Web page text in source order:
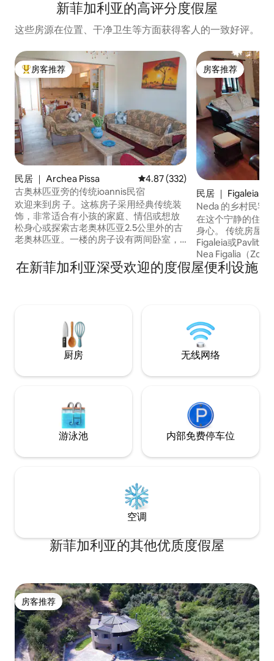
新菲加利亚的高评分度假屋
这些房源在位置、干净卫生等方面获得客人的一致好评。
热门「房客推荐」
房客推荐
民居 ｜ Archea Pissa 平均评分 4.87 分（满分 5 分），
4.87 (332)
古奥林匹亚旁的传统ioannis民宿
欢迎来到房 子。这栋房子采用经典传统装
饰，非常适合有小孩的家庭、情侣或想放
松身心或探索古老奥林匹亚2.5公里外的古
老奥林匹亚。一楼的房子设有两间卧室，
柜、设备齐全的厨房、冰箱、32英寸电
视、洗衣机。在一个有迷你市场、面包
侣或想要放松身心或探索古代奥林匹亚2.5
公里距离古代奥林匹亚考古遗址的旅行
者。 一楼的房子。公寓有两间卧室，最多
可入住5人。免费无线网络连接、衣柜、设
机。 在一个有迷你超市、面包店、酒馆和
房客推荐
房客推荐
民居 ｜ Figaleia
Neda 的乡村民宅
在这个宁静的住处
身心。 传统房屋
Figaleia或Pavlitsa
Nea Figalia（
亚州的一个小镇，
外区域以石头和木
在新菲加利亚深受欢迎的度假屋便利设施
厨房 无线网络
游泳池 内部免费停车位
空调
新菲加利亚的其他优质度假屋
房客推荐
房客推荐